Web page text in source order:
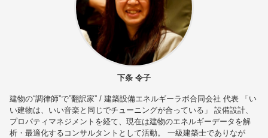
下条 令子
建物の“調律師”で”翻訳家” / 建築設備エネルギーラボ合同会社 代表 「い
い建物は、いい音楽と同じでチューニングが合っている」 設備設計、
プロパティマネジメントを経て、現在は建物のエネルギーデータを解
析・最適化するコンサルタントとして活動。 一級建築士でありなが